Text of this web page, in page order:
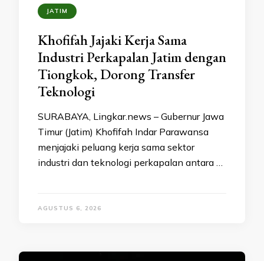
JATIM
Khofifah Jajaki Kerja Sama
Industri Perkapalan Jatim dengan
Tiongkok, Dorong Transfer
Teknologi
SURABAYA, Lingkar.news – Gubernur Jawa
Timur (Jatim) Khofifah Indar Parawansa
menjajaki peluang kerja sama sektor
industri dan teknologi perkapalan antara …
AGUSTUS 6, 2026